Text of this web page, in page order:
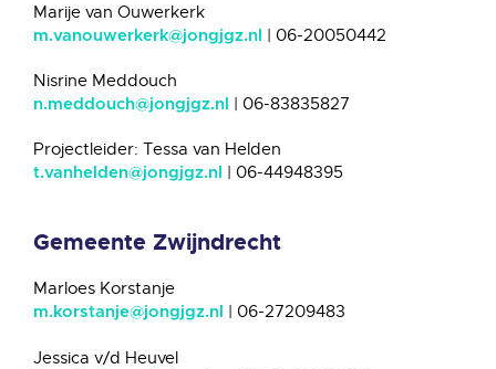
Marije van Ouwerkerk
m.vanouwerkerk@jongjgz.nl | 06-20050442
Nisrine Meddouch
n.meddouch@jongjgz.nl | 06-83835827
Projectleider: Tessa van Helden
t.vanhelden@jongjgz.nl | 06-44948395
Gemeente Zwijndrecht
Marloes Korstanje
m.korstanje@jongjgz.nl | 06-27209483
Jessica v/d Heuvel